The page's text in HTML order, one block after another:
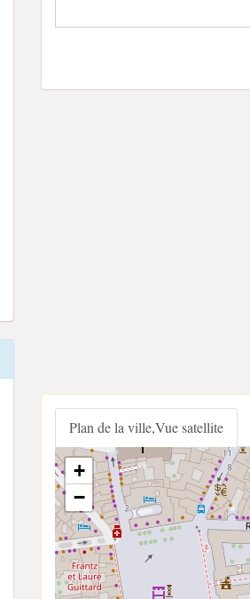
Plan de la ville,Vue satellite
+
−